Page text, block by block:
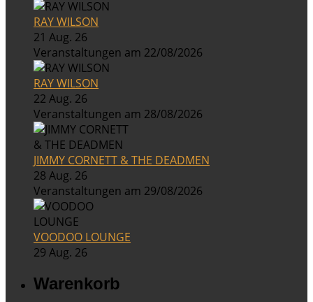
RAY WILSON
21 Aug. 26
Veranstaltungen am 22/08/2026
RAY WILSON
22 Aug. 26
Veranstaltungen am 28/08/2026
JIMMY CORNETT & THE DEADMEN
28 Aug. 26
Veranstaltungen am 29/08/2026
VOODOO LOUNGE
29 Aug. 26
Warenkorb